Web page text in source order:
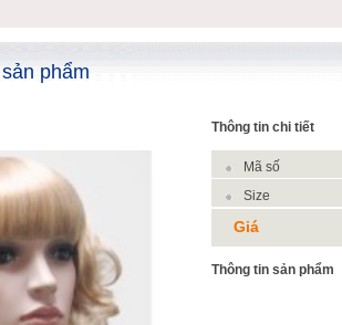
phẩm
Thông tin chi tiết
Mã số
Size
Giá
Thông tin sản phẩm